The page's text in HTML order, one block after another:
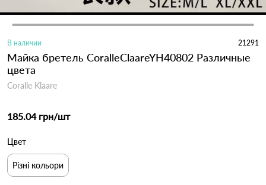
В наличии 21291
Майка бретель CoralleClaareYH40802 Различные
цвета
Coralle Klaare
185.04 грн/шт
Цвет
Різні кольори